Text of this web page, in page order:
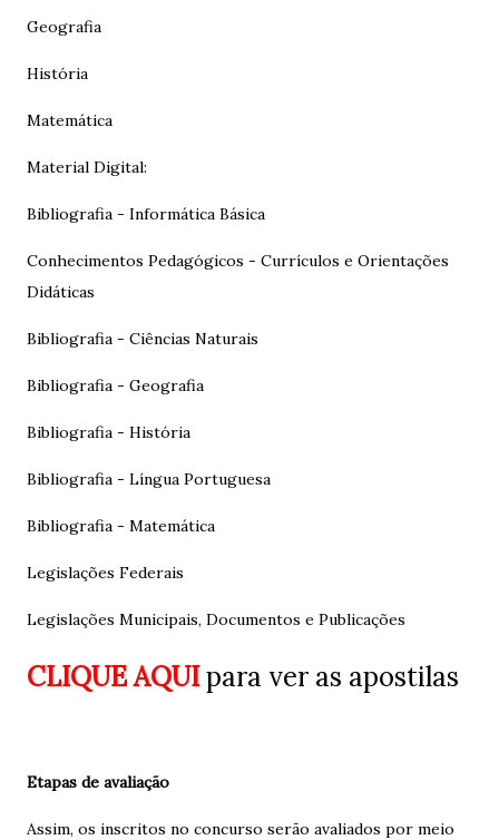
Geografia
História
Matemática
Material Digital:
Bibliografia - Informática Básica
Conhecimentos Pedagógicos - Currículos e Orientações
Didáticas
Bibliografia - Ciências Naturais
Bibliografia - Geografia
Bibliografia - História
Bibliografia - Língua Portuguesa
Bibliografia - Matemática
Legislações Federais
Legislações Municipais, Documentos e Publicações
CLIQUE AQUIpara ver as apostilas
Etapas de avaliação
Assim, os inscritos no concurso serão avaliados por meio